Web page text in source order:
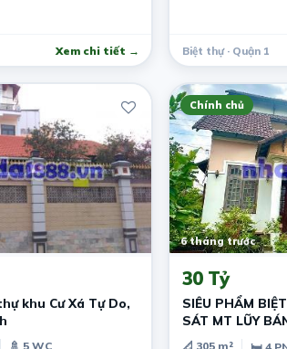
Xem chi tiết → Biệt thự · Quận 1
khu Cư Xá Tự Do,
🚿 5 WC
Chính chủ
6 tháng trước
30 Tỷ
SIÊU PHẨM
SÁT MT LŨY
HIỆU- ĐẦM SEN
📐 305 m²